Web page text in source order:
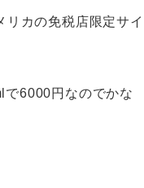
カの免税店限定サイ
6000円なのでかな